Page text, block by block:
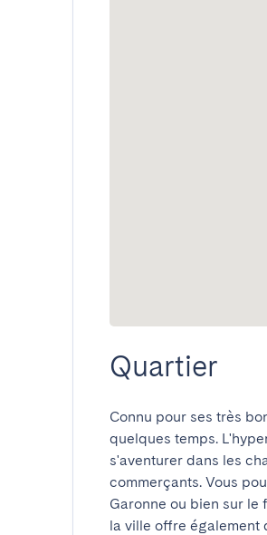
Quartier
Connu pour ses très
quelques temps.
s'aventurer dans les
commerçants. Vous
Garonne ou bien sur le
la ville offre également